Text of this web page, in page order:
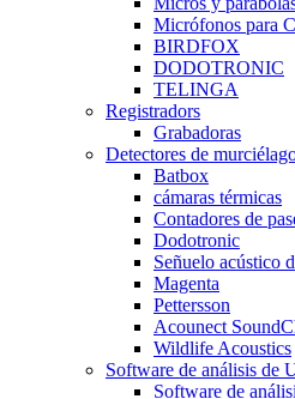
Micrófonos para
BIRDFOX
DODOTRONIC
TELINGA
Registradors
Grabadoras
Detectores de
Batbox
cámaras térmicas
Contadores de
Dodotronic
Señuelo acústico
Magenta
Pettersson
Acounect
Wildlife Acoustics
Software de análisis de
Software de